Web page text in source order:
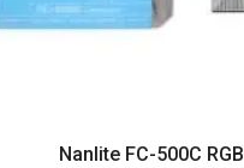
Nanlite FC-500C RGB